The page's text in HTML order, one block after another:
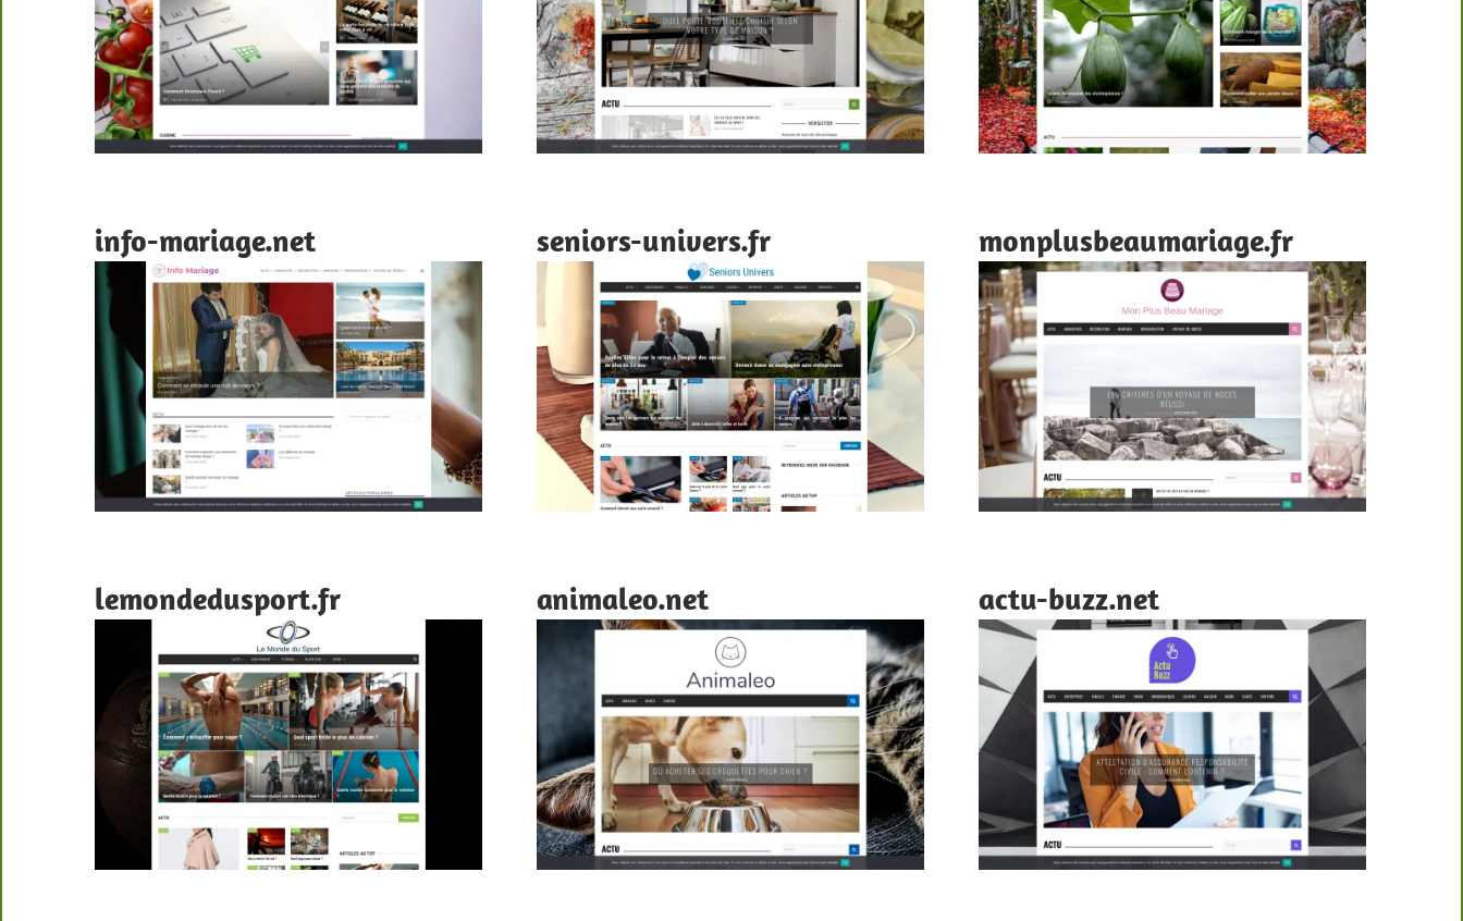
info-mariage.net seniors-univers.fr monplusbeaumariage.fr
lemondedusport.fr animaleo.net actu-buzz.net